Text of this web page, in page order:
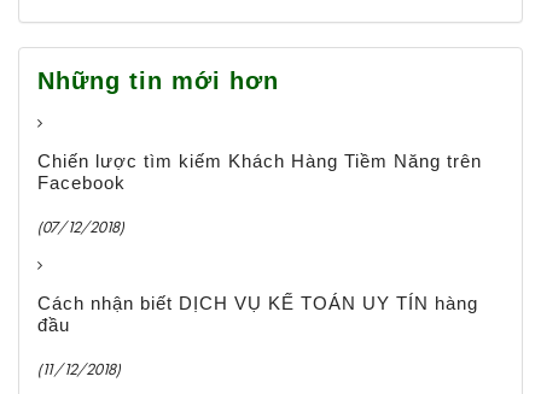
Những tin mới hơn
Chiến lược tìm kiếm Khách Hàng Tiềm Năng trên
Facebook
(07/12/2018)
Cách nhận biết DỊCH VỤ KẾ TOÁN UY TÍN hàng
đầu
(11/12/2018)